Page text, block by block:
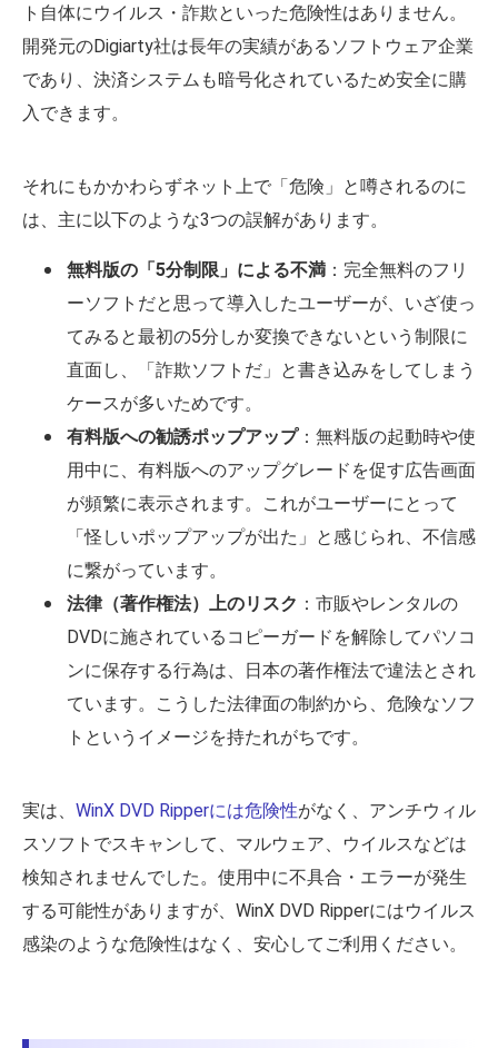
ト自体にウイルス・詐欺といった危険性はありません。
開発元のDigiarty社は長年の実績があるソフトウェア企業
であり、決済システムも暗号化されているため安全に購
入できます。
それにもかかわらずネット上で「危険」と噂されるのに
は、主に以下のような3つの誤解があります。
無料版の「5分制限」による不満 ：完全無料のフリ
ーソフトだと思って導入したユーザーが、いざ使っ
てみると最初の5分しか変換できないという制限に
直面し、「詐欺ソフトだ」と書き込みをしてしまう
ケースが多いためです。
有料版への勧誘ポップアップ：無料版の起動時や使
用中に、有料版へのアップグレードを促す広告画面
が頻繁に表示されます。これがユーザーにとって
「怪しいポップアップが出た」と感じられ、不信感
に繋がっています。
法律（著作権法）上のリスク ：市販やレンタルの
DVDに施されているコピーガードを解除してパソコ
ンに保存する行為は、日本の著作権法で違法とされ
ています。こうした法律面の制約から、危険なソフ
トというイメージを持たれがちです。
実は、 WinX DVD Ripperには危険性がなく、アンチウィル
スソフトでスキャンして、マルウェア、ウイルスなどは
検知されませんでした。使用中に不具合・エラーが発生
する可能性がありますが、WinX DVD Ripperにはウイルス
感染のような危険性はなく、安心してご利用ください。